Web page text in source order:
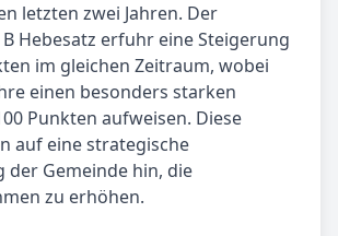
letzten zwei Jahren. Der
Hebesatz erfuhr eine Steigerung
im gleichen Zeitraum, wobei
einen besonders starken
Punkten aufweisen. Diese
auf eine strategische
der Gemeinde hin, die
zu erhöhen.